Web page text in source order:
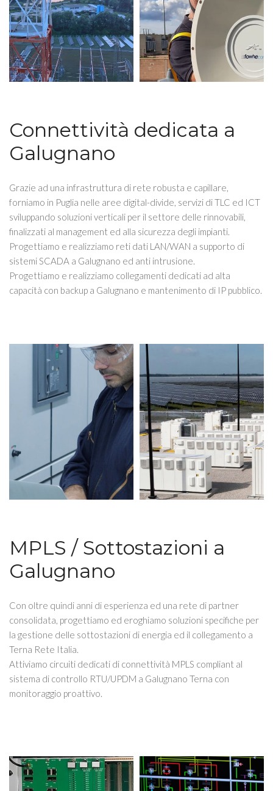
Connettività dedicata a
Galugnano
Grazie ad una infrastruttura di rete robusta e capillare,
forniamo in Puglia nelle aree digital-divide, servizi di TLC ed ICT
sviluppando soluzioni verticali per il settore delle rinnovabili,
finalizzati al management ed alla sicurezza degli impianti.
Progettiamo e realizziamo reti dati LAN/WAN a supporto di
sistemi SCADA a Galugnano ed anti intrusione.
Progettiamo e realizziamo collegamenti dedicati ad alta
capacità con backup a Galugnano e mantenimento di IP pubblico.
MPLS / Sottostazioni a
Galugnano
Con oltre quindi anni di esperienza ed una rete di partner
consolidata, progettiamo ed eroghiamo soluzioni specifiche per
la gestione delle sottostazioni di energia ed il collegamento a
Terna Rete Italia.
Attiviamo circuiti dedicati di connettività MPLS compliant al
sistema di controllo RTU/UPDM a Galugnano Terna con
monitoraggio proattivo.